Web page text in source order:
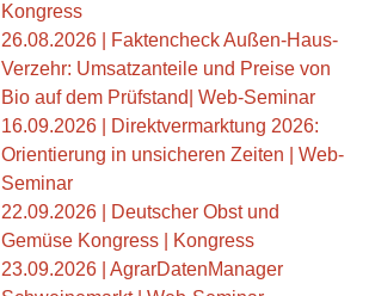
Kongress
26.08.2026 | Faktencheck Außen-Haus-
Verzehr: Umsatzanteile und Preise von
Bio auf dem Prüfstand| Web-Seminar
16.09.2026 | Direktvermarktung 2026:
Orientierung in unsicheren Zeiten | Web-
Seminar
22.09.2026 | Deutscher Obst und
Gemüse Kongress | Kongress
23.09.2026 | AgrarDatenManager